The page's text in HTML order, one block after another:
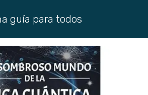
guía para todos